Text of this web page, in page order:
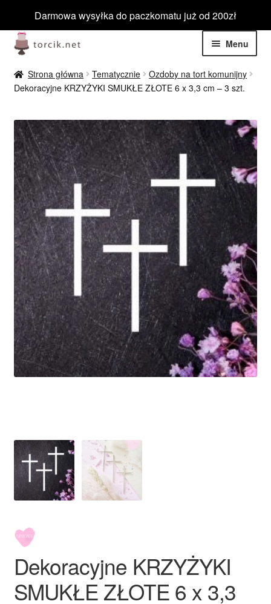
Darmowa wysyłka do paczkomatu już od 200zł
Przejdź
do
nawigacji
Przejdź
do
treści
Menu
Jadalne
Rozwiń
menu
menu
Barwniki spożywcze
Rozwiń
menu
Tematyczne
Rozwiń
menu
Blog
Wyprzedaż
Nowości
Ozdoby na tort weselny
Strona główna Tematycznie
Ozdoby na tort komunijny
Dekoracyjne KRZYŻYKI SMUKŁE ZŁOTE 6 x 3,3 cm – 3 szt.
Dekoracyjne KRZYŻYKI
SMUKŁE ZŁOTE 6 x 3,3